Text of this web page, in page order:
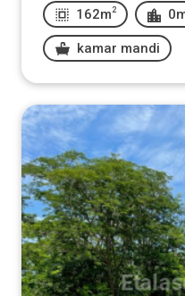
162m 2
kamar mandi